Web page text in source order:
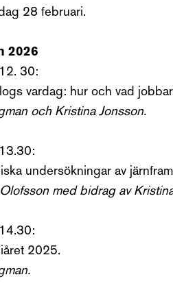
28 februari.
2026
30:
vardag: hur och vad
och Kristina Jonsson.
undersökningar av
med bidrag av
2025.